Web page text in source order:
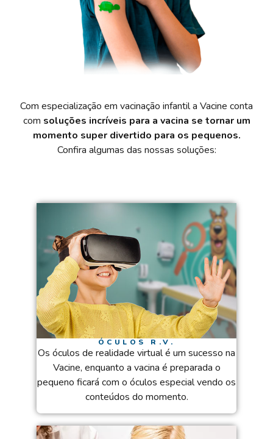
Com especialização em vacinação infantil a Vacine conta
com soluções incríveis para a vacina se tornar um
momento super divertido para os pequenos.
Confira algumas das nossas soluções:
ÓCULOS R.V.
Os óculos de realidade virtual é um sucesso na
Vacine, enquanto a vacina é preparada o
pequeno ficará com o óculos especial vendo os
conteúdos do momento.​